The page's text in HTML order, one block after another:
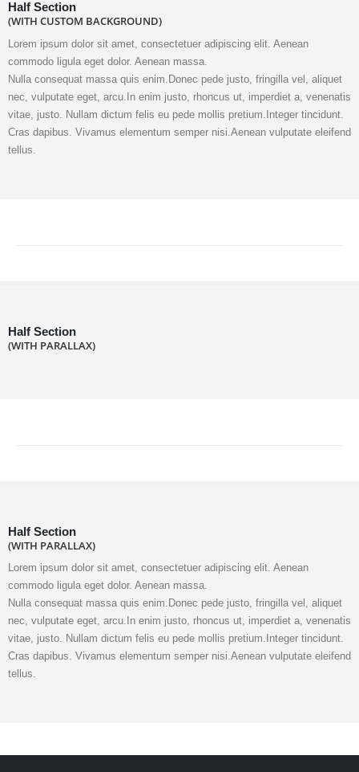
Half Section
(WITH CUSTOM BACKGROUND)
Lorem ipsum dolor sit amet, consectetuer adipiscing elit. Aenean
commodo ligula eget dolor. Aenean massa.
Nulla consequat massa quis enim.Donec pede justo, fringilla vel, aliquet
nec, vulputate eget, arcu.In enim justo, rhoncus ut, imperdiet a, venenatis
vitae, justo. Nullam dictum felis eu pede mollis pretium.Integer tincidunt.
Cras dapibus. Vivamus elementum semper nisi.Aenean vulputate eleifend
tellus.
Half Section
(WITH PARALLAX)
Half Section
(WITH PARALLAX)
Lorem ipsum dolor sit amet, consectetuer adipiscing elit. Aenean
commodo ligula eget dolor. Aenean massa.
Nulla consequat massa quis enim.Donec pede justo, fringilla vel, aliquet
nec, vulputate eget, arcu.In enim justo, rhoncus ut, imperdiet a, venenatis
vitae, justo. Nullam dictum felis eu pede mollis pretium.Integer tincidunt.
Cras dapibus. Vivamus elementum semper nisi.Aenean vulputate eleifend
tellus.